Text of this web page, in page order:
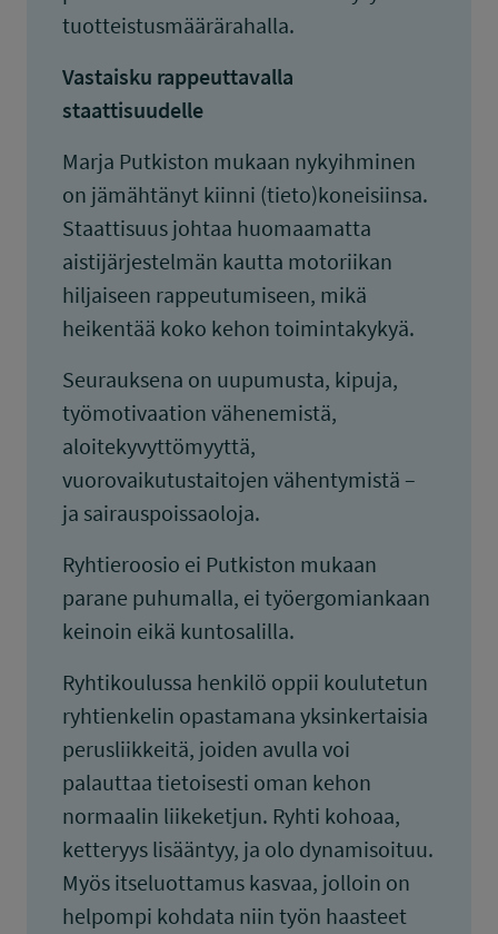
tuotteistusmäärärahalla.
Vastaisku rappeuttavalla
staattisuudelle
Marja Putkiston mukaan nykyihminen
on jämähtänyt kiinni (tieto)koneisiinsa.
Staattisuus johtaa huomaamatta
aistijärjestelmän kautta motoriikan
hiljaiseen rappeutumiseen, mikä
heikentää koko kehon toimintakykyä.
Seurauksena on uupumusta, kipuja,
työmotivaation vähenemistä,
aloitekyvyttömyyttä,
vuorovaikutustaitojen vähentymistä –
ja sairauspoissaoloja.
Ryhtieroosio ei Putkiston mukaan
parane puhumalla, ei työergomiankaan
keinoin eikä kuntosalilla.
Ryhtikoulussa henkilö oppii koulutetun
ryhtienkelin opastamana yksinkertaisia
perusliikkeitä, joiden avulla voi
palauttaa tietoisesti oman kehon
normaalin liikeketjun. Ryhti kohoaa,
ketteryys lisääntyy, ja olo dynamisoituu.
Myös itseluottamus kasvaa, jolloin on
helpompi kohdata niin työn haasteet